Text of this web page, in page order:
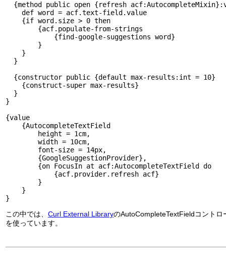
{method public open {refresh
def word = acf.text-field.value
{if word.size > 0 then
{acf.populate-from-strings
{find-google-suggestions word}
}
}
}
{constructor public {default max-results:int = 10}
{construct-super max-results}
}
}
{value
{AutocompleteTextField
height = 1cm,
width = 10cm,
font-size = 14px,
{GoogleSuggestionProvider},
{on FocusIn at acf:AutocompleteTextField do
{acf.provider.refresh acf}
}
}
}
この中では、 Curl External LibraryのAutoCompleteTextFieldコントロ
を使っています。